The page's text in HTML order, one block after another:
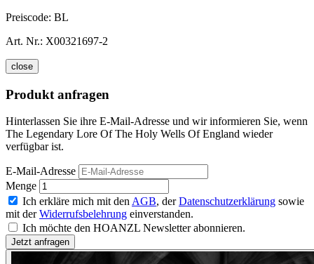
Preiscode: BL
Art. Nr.: X00321697-2
close
Produkt anfragen
Hinterlassen Sie ihre E-Mail-Adresse und wir informieren Sie, wenn
The Legendary Lore Of The Holy Wells Of England wieder
verfügbar ist.
E-Mail-Adresse
Menge
Ich erkläre mich mit den AGB, derDatenschutzerklärung sowie
mit derWiderrufsbelehrung einverstanden.
Ich möchte den HOANZL Newsletter abonnieren.